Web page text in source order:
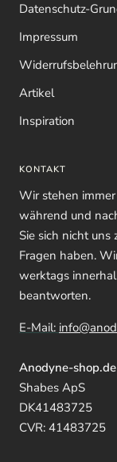
Datenschutz-
Impressum
Artikel
Inspiration
KONTAKT
Wir stehen
während und
Sie sich nicht uns
Fragen haben.
werktags
beantworten.
E-Mail:
Anodyne-shop.de
Shabes ApS
DK41483725
CVR: 41483725